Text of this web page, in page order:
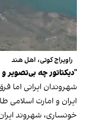
راویراج کوتی، اهل هند
"دیکتاتور چه بی‌تصویر
شهروندان ایرانی اما
ایران و امارت اسلامی
خونساری، شهروند